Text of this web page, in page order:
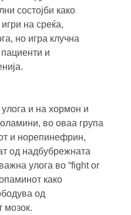
состојби како
на среќа,
но игра клучна
и
и на хормон и
во оваа група
и норепинефрин,
од надбубрежната
улога во “fight or
како
од
мозок.